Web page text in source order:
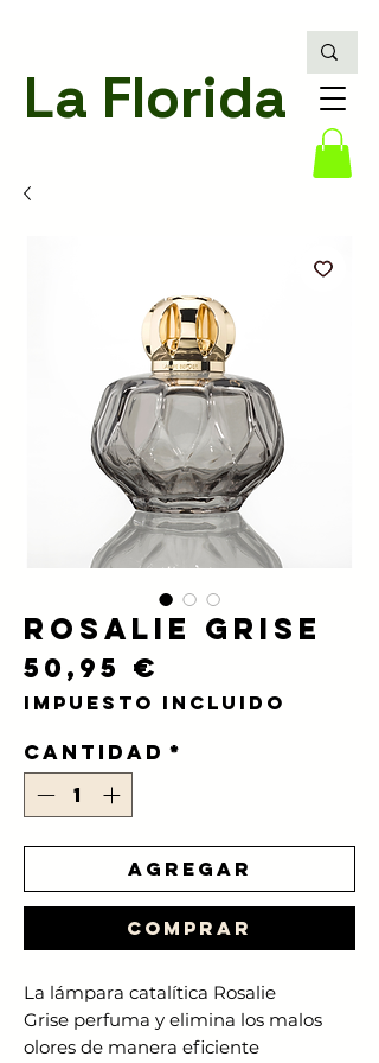
La Florida
Rosalie Grise
50,95 €
Impuesto incluido
Cantidad *
Agregar
Comprar
La lámpara catalítica Rosalie
Grise perfuma y elimina los malos
olores de manera eficiente